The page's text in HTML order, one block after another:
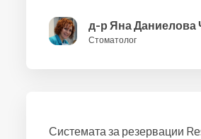
д-р Яна Даниелова
Стоматолог
Системата за резервации